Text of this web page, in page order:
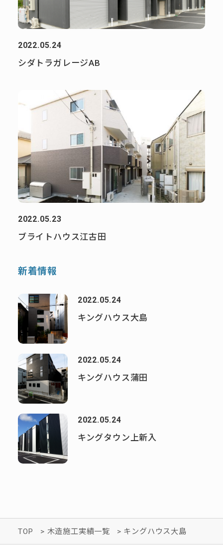
2022.05.24
シダトラガレージAB
2022.05.23
ブライトハウス江古田
新着情報
2022.05.24
キングハウス大島
2022.05.24
キングハウス蒲田
2022.05.24
キングタウン上新入
TOP > 木造施工実績一覧 > キングハウス大島